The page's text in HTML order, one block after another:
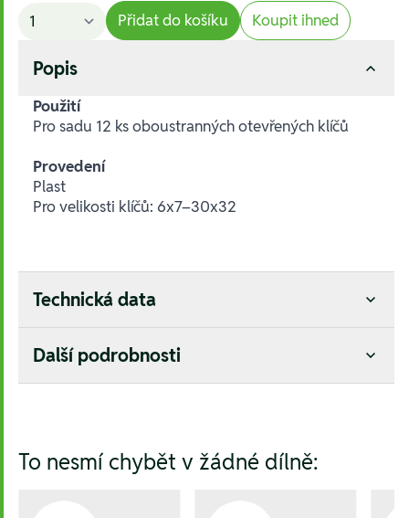
Přidat do košíku Koupit ihned
Popis
Použití
Pro sadu 12 ks oboustranných otevřených klíčů
Provedení
Plast
Pro velikosti klíčů: 6x7–30x32
Technická data
Další podrobnosti
To nesmí chybět v žádné dílně: